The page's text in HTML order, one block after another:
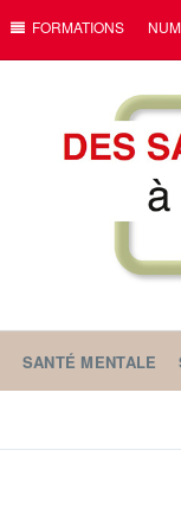
FORMATIONS
SANTÉ MENTALE